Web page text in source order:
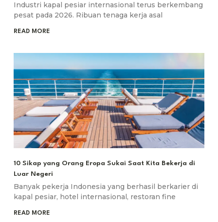
Industri kapal pesiar internasional terus berkembang
pesat pada 2026. Ribuan tenaga kerja asal
READ MORE
10 Sikap yang Orang Eropa Sukai Saat Kita Bekerja di
Luar Negeri
Banyak pekerja Indonesia yang berhasil berkarier di
kapal pesiar, hotel internasional, restoran fine
READ MORE